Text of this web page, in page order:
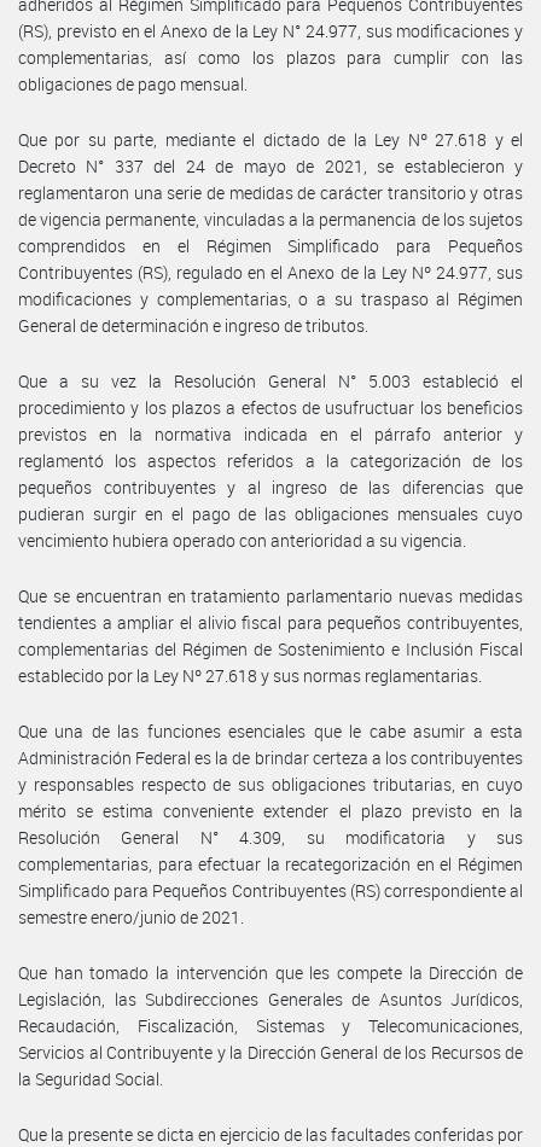
(RS), previsto en el Anexo de la Ley N° 24.977, sus modificaciones y
complementarias, así como los plazos para cumplir con las
obligaciones de pago mensual.
Que por su parte, mediante el dictado de la Ley Nº 27.618 y el
Decreto N° 337 del 24 de mayo de 2021, se establecieron y
reglamentaron una serie de medidas de carácter transitorio y otras
de vigencia permanente, vinculadas a la permanencia de los sujetos
comprendidos en el Régimen Simplificado para Pequeños
Contribuyentes (RS), regulado en el Anexo de la Ley Nº 24.977, sus
modificaciones y complementarias, o a su traspaso al Régimen
General de determinación e ingreso de tributos.
Que a su vez la Resolución General N° 5.003 estableció el
procedimiento y los plazos a efectos de usufructuar los beneficios
previstos en la normativa indicada en el párrafo anterior y
reglamentó los aspectos referidos a la categorización de los
pequeños contribuyentes y al ingreso de las diferencias que
pudieran surgir en el pago de las obligaciones mensuales cuyo
vencimiento hubiera operado con anterioridad a su vigencia.
Que se encuentran en tratamiento parlamentario nuevas medidas
tendientes a ampliar el alivio fiscal para pequeños contribuyentes,
complementarias del Régimen de Sostenimiento e Inclusión Fiscal
establecido por la Ley Nº 27.618 y sus normas reglamentarias.
Que una de las funciones esenciales que le cabe asumir a esta
Administración Federal es la de brindar certeza a los contribuyentes
y responsables respecto de sus obligaciones tributarias, en cuyo
mérito se estima conveniente extender el plazo previsto en la
Resolución General N° 4.309, su modificatoria y sus
complementarias, para efectuar la recategorización en el Régimen
Simplificado para Pequeños Contribuyentes (RS) correspondiente al
semestre enero/junio de 2021.
Que han tomado la intervención que les compete la Dirección de
Legislación, las Subdirecciones Generales de Asuntos Jurídicos,
Recaudación, Fiscalización, Sistemas y Telecomunicaciones,
Servicios al Contribuyente y la Dirección General de los Recursos de
la Seguridad Social.
Que la presente se dicta en ejercicio de las facultades conferidas por